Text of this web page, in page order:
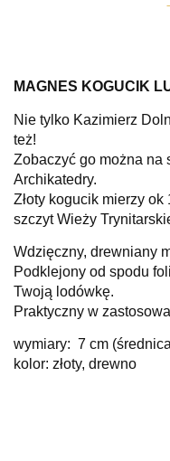
MAGNES KOGUCIK
Nie tylko Kazimierz
też!
Zobaczyć go można na
Archikatedry.
Złoty kogucik mierzy
szczyt Wieży
Wdzięczny, drewniany
Podklejony od spodu
Twoją lodówkę.
Praktyczny w
wymiary: 7 cm
kolor: złoty, drewno